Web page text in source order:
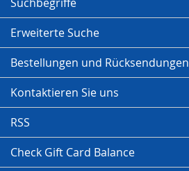
Erweiterte Suche
Bestellungen und Rücksendungen
Kontaktieren Sie uns
RSS
Check Gift Card Balance